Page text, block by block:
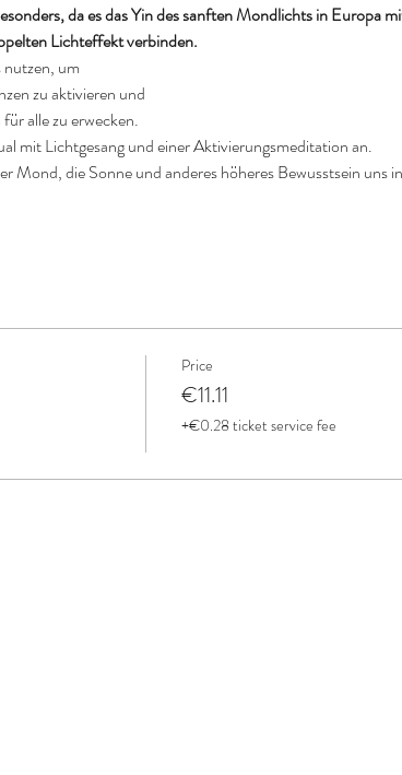
da es das Yin des sanften Mondlichts in Europa
Lichteffekt verbinden.
nutzen, um
zu aktivieren und
alle zu erwecken.
mit Lichtgesang und einer Aktivierungsmeditation an.
Mond, die Sonne und anderes höheres Bewusstsein uns
Price
€11.11
+€0.28 ticket service fee